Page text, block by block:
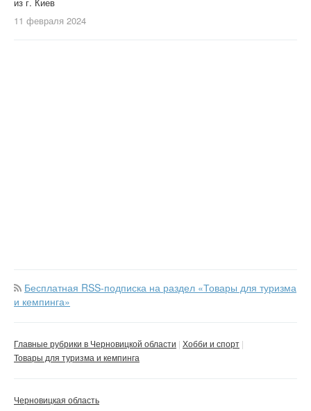
из г. Киев
11 февраля 2024
Бесплатная RSS-подписка на раздел «Товары для туризма
и кемпинга»
Главные рубрики в Черновицкой области Хобби и спорт
Товары для туризма и кемпинга
Черновицкая область